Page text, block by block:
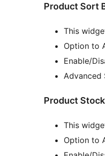
Product Sort
This
Option to
Enable/
Advanced
Product
This
Option to